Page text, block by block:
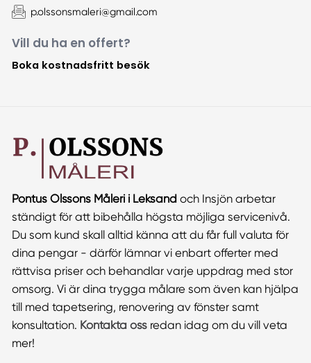
p.olssonsmaleri@gmail.com
Vill du ha en offert?
Boka kostnadsfritt besök
Pontus Olssons Måleri i Leksandoch Insjön arbetar
ständigt för att bibehålla högsta möjliga servicenivå.
Du som kund skall alltid känna att du får full valuta för
dina pengar - därför lämnar vi enbart offerter med
rättvisa priser och behandlar varje uppdrag med stor
omsorg. Vi är dina trygga målare som även kan hjälpa
till med tapetsering, renovering av fönster samt
konsultation. Kontakta ossredan idag om du vill veta
mer!